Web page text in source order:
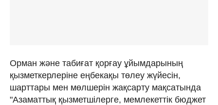
Орман және табиғат қорғау ұйымдарының
қызметкерлеріне еңбекақы төлеу жүйесін,
шарттары мен мөлшерін жақсарту мақсатында
"Азаматтық қызметшілерге, мемлекеттік бюджет